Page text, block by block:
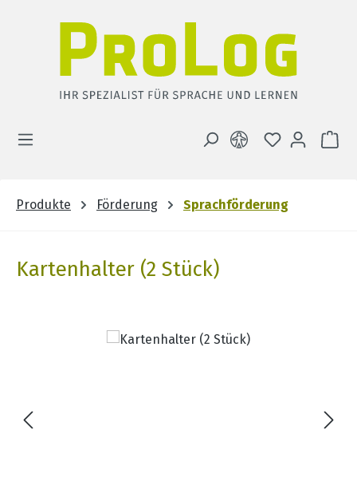
DU HAST 0
Produkte Förderung Sprachförderung
Kartenhalter (2 Stück)
Bildergalerie überspringen